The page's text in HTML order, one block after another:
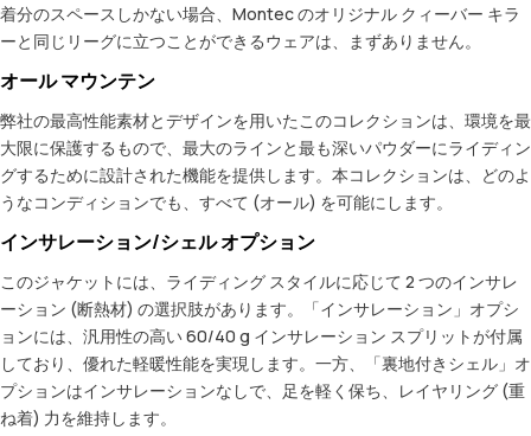
着分のスペースしかない場合、Montec のオリジナル クィーバー キラ
ーと同じリーグに立つことができるウェアは、まずありません。
オール マウンテン
弊社の最高性能素材とデザインを用いたこのコレクションは、環境を最
大限に保護するもので、最大のラインと最も深いパウダーにライディン
グするために設計された機能を提供します。本コレクションは、どのよ
うなコンディションでも、すべて (オール) を可能にします。
インサレーション/シェル オプション
このジャケットには、ライディング スタイルに応じて 2 つのインサレ
ーション (断熱材) の選択肢があります。「インサレーション」オプシ
ョンには、汎用性の高い 60/40 g インサレーション スプリットが付属
しており、優れた軽暖性能を実現します。一方、「裏地付きシェル」オ
プションはインサレーションなしで、足を軽く保ち、レイヤリング (重
ね着) 力を維持します。